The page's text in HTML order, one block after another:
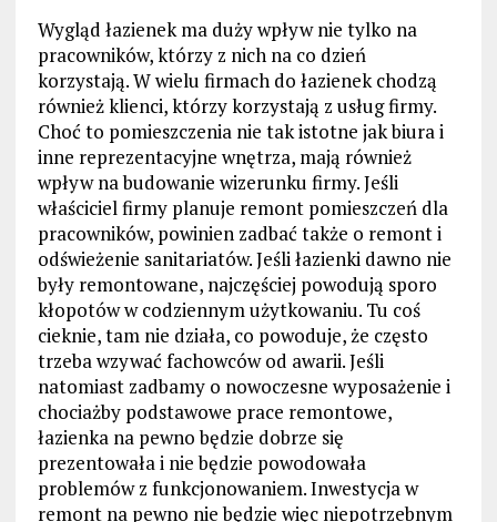
Wygląd łazienek ma duży wpływ nie tylko na
pracowników, którzy z nich na co dzień
korzystają. W wielu firmach do łazienek chodzą
również klienci, którzy korzystają z usług firmy.
Choć to pomieszczenia nie tak istotne jak biura i
inne reprezentacyjne wnętrza, mają również
wpływ na budowanie wizerunku firmy. Jeśli
właściciel firmy planuje remont pomieszczeń dla
pracowników, powinien zadbać także o remont i
odświeżenie sanitariatów. Jeśli łazienki dawno nie
były remontowane, najczęściej powodują sporo
kłopotów w codziennym użytkowaniu. Tu coś
cieknie, tam nie działa, co powoduje, że często
trzeba wzywać fachowców od awarii. Jeśli
natomiast zadbamy o nowoczesne wyposażenie i
chociażby podstawowe prace remontowe,
łazienka na pewno będzie dobrze się
prezentowała i nie będzie powodowała
problemów z funkcjonowaniem. Inwestycja w
remont na pewno nie będzie więc niepotrzebnym